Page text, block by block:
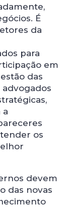
É
da
para
em
das
a
os
devem
das novas